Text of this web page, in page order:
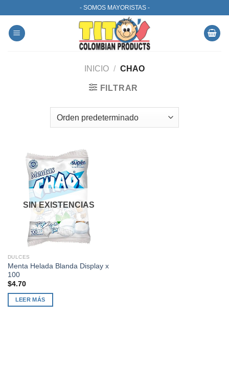
content
- SOMOS MAYORISTAS -
INICIO / CHAO
FILTRAR
SIN EXISTENCIAS
DULCES
Menta Helada Blanda Display x
100
$4.70
LEER MÁS